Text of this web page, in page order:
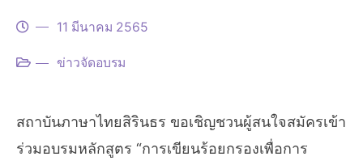
11 มีนาคม 2565
ข่าวจัดอบรม
สถาบันภาษาไทยสิรินธร ขอเชิญชวนผู้สนใจสมัครเข้า
ร่วมอบรมหลักสูตร “การเขียนร้อยกรองเพื่อการ